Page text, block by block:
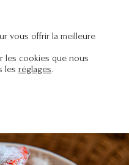
vous offrir la meilleure
les cookies que nous
les réglages.